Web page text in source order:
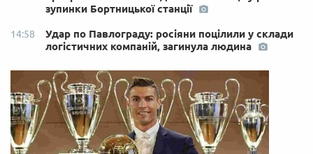
зупинки Бортницької станції
14:58
Удар по Павлограду: росіяни поцілили у склади
логістичних компаній, загинула людина